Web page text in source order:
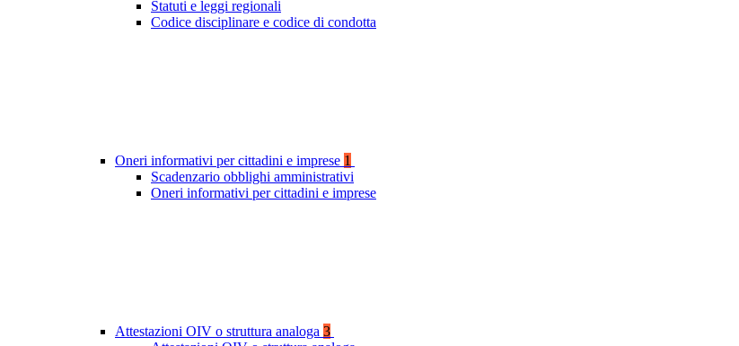
Statuti e leggi regionali
Codice disciplinare e codice di condotta
Oneri informativi per cittadini e imprese 1
Scadenzario obblighi amministrativi
Oneri informativi per cittadini e imprese
Attestazioni OIV o struttura analoga 3